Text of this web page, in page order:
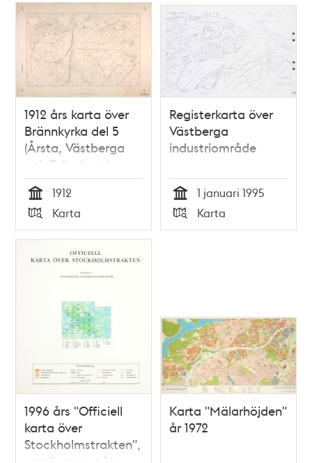
1912 års karta över
Brännkyrka del 5
(Årsta, Västberga
och Tellusborg)
Tid
1912
Typ
Karta
Registerkarta över
Västberga
industriområde
Tid
1 januari 1995
Typ
Karta
1996 års "Officiell
karta över
Stockholmstrakten",
Karta "Mälarhöjden"
år 1972